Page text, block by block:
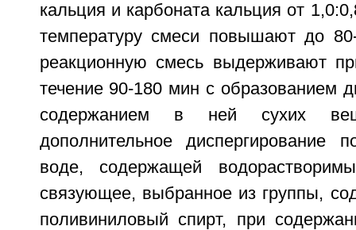
кальция и карбоната кальция от
температуру смеси повышают до
реакционную смесь выдерживают
течение 90-180 мин с образованием
содержанием в ней сухих
дополнительное диспергирование
воде, содержащей
связующее, выбранное из группы,
поливиниловый спирт, при